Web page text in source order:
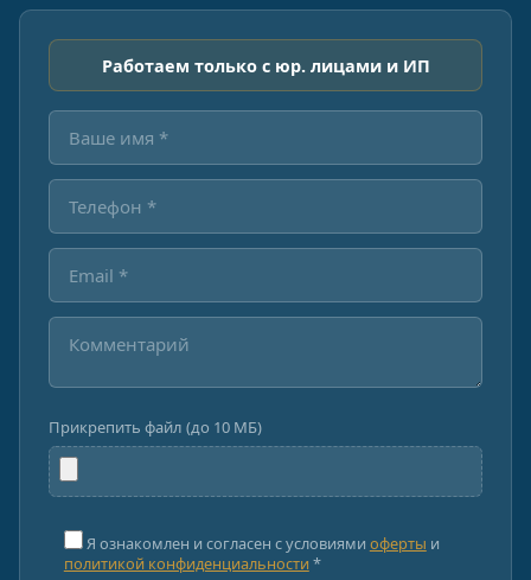
Работаем только с юр. лицами и ИП
Прикрепить файл (до 10 МБ)
Я ознакомлен и согласен с условиями оферты и
политикой конфиденциальности *